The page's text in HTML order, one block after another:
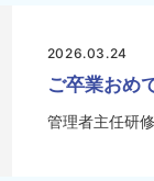
2026.03.24
ご卒業おめ
管理者主任研